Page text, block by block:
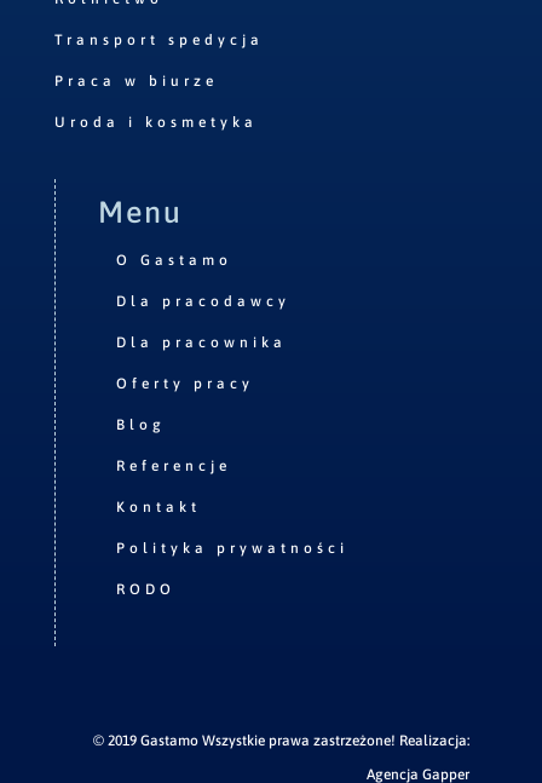
Transport spedycja
Praca w biurze
Uroda i kosmetyka
Menu
O Gastamo
Dla pracodawcy
Dla pracownika
Oferty pracy
Blog
Referencje
Kontakt
Polityka prywatności
RODO
© 2019 Gastamo Wszystkie prawa zastrzeżone! Realizacja:
Agencja Gapper